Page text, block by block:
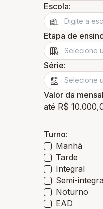
Escola:
Etapa de
Série:
Valor da
até R$
Turno:
Manhã
Tarde
Integral
Semi-
Noturno
EAD